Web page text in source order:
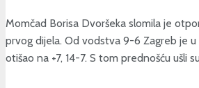
Momčad Borisa Dvoršeka slomila je
prvog dijela. Od vodstva 9-6 Zagreb je
otišao na +7, 14-7. S tom prednošću ušli